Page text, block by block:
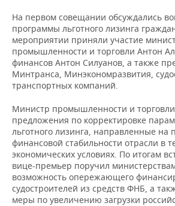
ВОДНЫЕ ВИДЫ СПОРТА
ХОККЕЙ С МЯЧОМ
ОБРАЗОВАНИЕ
ПРОИСШЕСТВИЯ
На первом совещании обсуждались
программы льготного лизинга
мероприятии приняли участие
промышленности и торговли Антон
финансов Антон Силуанов, а также
Минтранса, Минэкономразвития,
транспортных компаний.
Министр промышленности и
предложения по корректировке
льготного лизинга, направленные на
финансовой стабильности отрасли в
экономических условиях. По итогам
вице-премьер поручил
возможность опережающего
судостроителей из средств ФНБ, а
меры по увеличению загрузки